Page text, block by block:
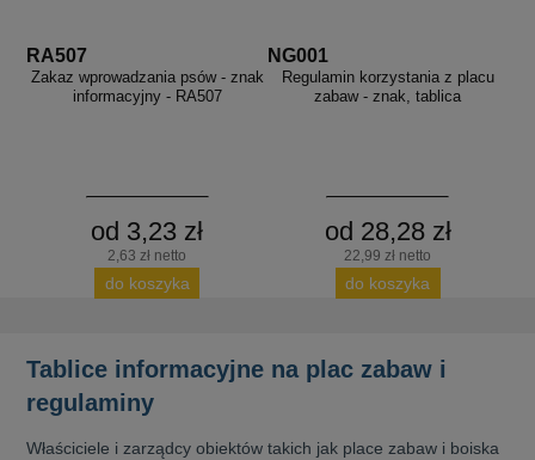
RA507
Zakaz wprowadzania psów - znak
informacyjny - RA507
od 3,23 zł
2,63 zł netto
do koszyka
NG001
Regulamin korzystania z placu
zabaw - znak, tablica
od 28,28 zł
22,99 zł netto
do koszyka
Tablice informacyjne na plac zabaw i
regulaminy
Właściciele i zarządcy obiektów takich jak place zabaw i boiska